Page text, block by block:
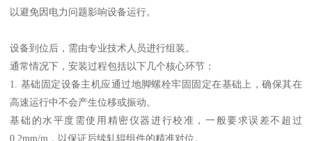
以避免因电力问题影响设备运行。
设备到位后，需由专业技术人员进行组装。
通常情况下，安装过程包括以下几个核心环节：
1. 基础固定设备主机应通过地脚螺栓牢固固定在基础上，确保其在
高速运行中不会产生位移或振动。
基础的水平度需使用精密仪器进行校准，一般要求误差不超过
0.2mm/m，以保证后续轧辊组件的精准对位。